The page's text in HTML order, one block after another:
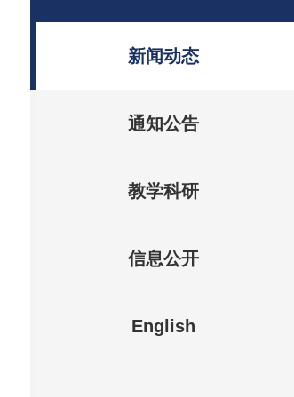
新闻动态
通知公告
教学科研
信息公开
English